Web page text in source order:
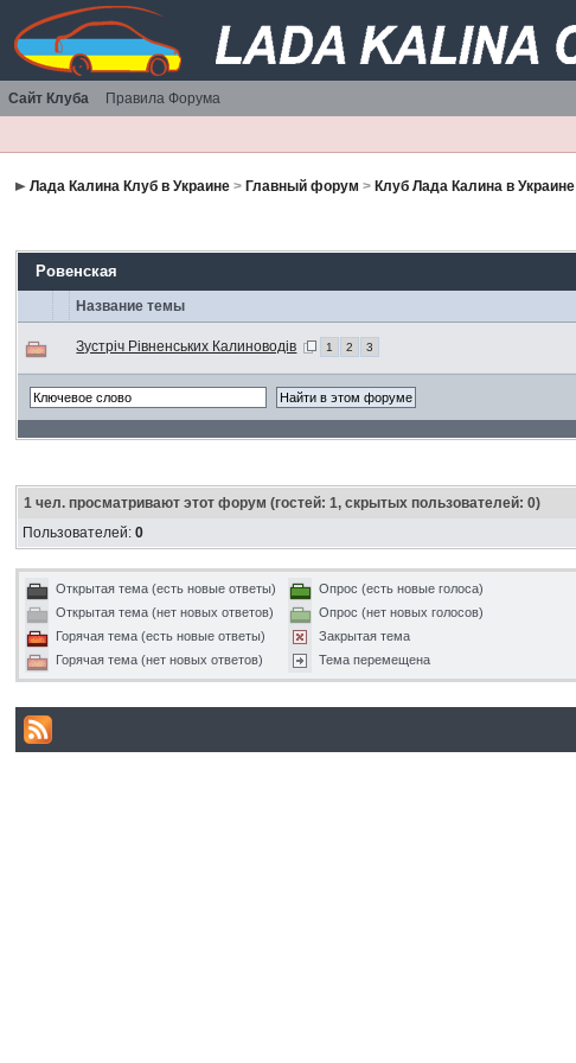
Сайт Клуба Правила Форума
Лада Калина Клуб в Украине > Главный форум > Клуб Лада Калина в Украине
Ровенская
Название темы
Зустріч Рівненських Калиноводів 1 2 3
1 чел. просматривают этот форум (гостей: 1, скрытых пользователей: 0)
Пользователей:0
Открытая тема (есть новые ответы)
Открытая тема (нет новых ответов)
Горячая тема (есть новые ответы)
Горячая тема (нет новых ответов)
Опрос (есть новые голоса)
Опрос (нет новых голосов)
Закрытая тема
Тема перемещена